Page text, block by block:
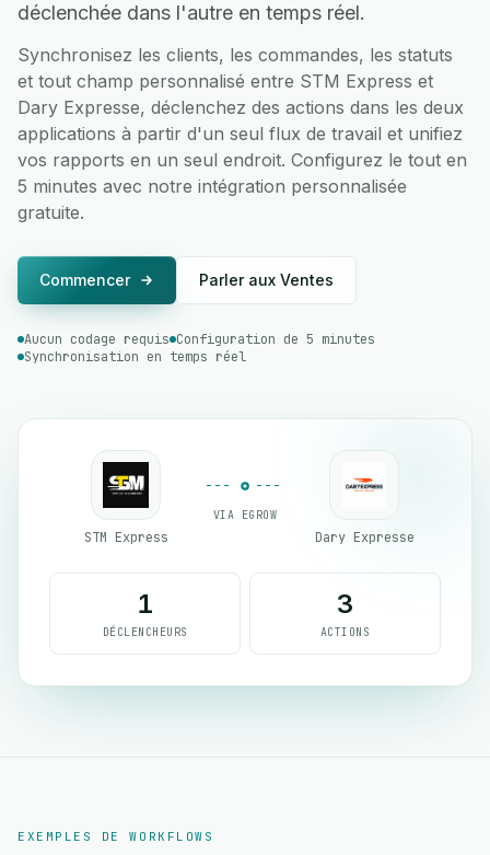
déclenchée dans l'autre en temps réel.
Synchronisez les clients, les commandes, les statuts
et tout champ personnalisé entre STM Express et
Dary Expresse, déclenchez des actions dans les deux
applications à partir d'un seul flux de travail et unifiez
vos rapports en un seul endroit. Configurez le tout en
5 minutes avec notre intégration personnalisée
gratuite.
Commencer Parler aux Ventes
Aucun codage requis Configuration de 5 minutes
Synchronisation en temps réel
STM Express
VIA EGROW
Dary Expresse
1
DÉCLENCHEURS
3
ACTIONS
EXEMPLES DE WORKFLOWS